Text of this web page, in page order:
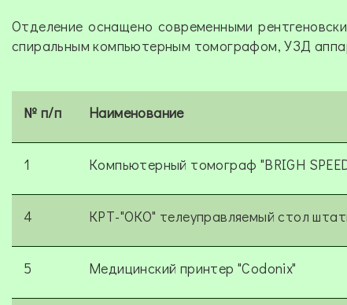
Отделение оснащено современными
спиральным компьютерным томографом, УЗД
№ п/п Наименование
1 Компьютерный томограф "BRIGH
4 КРТ-"ОКО" телеуправляемый стол
5 Медицинский принтер "Codonix"